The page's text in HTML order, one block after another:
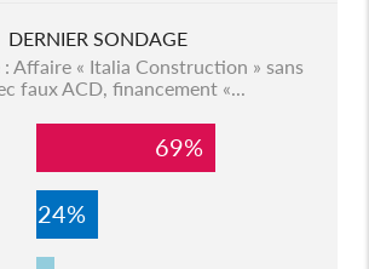
DERNIER SONDAGE
Affaire « Italia Construction » sans
faux ACD, financement «...
69%
24%